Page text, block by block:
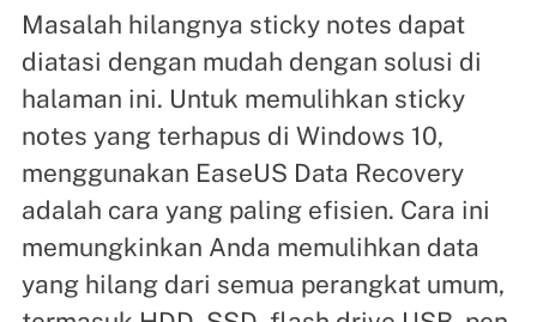
Masalah hilangnya sticky notes dapat
diatasi dengan mudah dengan solusi di
halaman ini. Untuk memulihkan sticky
notes yang terhapus di Windows 10,
menggunakan EaseUS Data Recovery
adalah cara yang paling efisien. Cara ini
memungkinkan Anda memulihkan data
yang hilang dari semua perangkat umum,